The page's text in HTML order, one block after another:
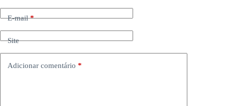
E-mail*
Site
Adicionar comentário *